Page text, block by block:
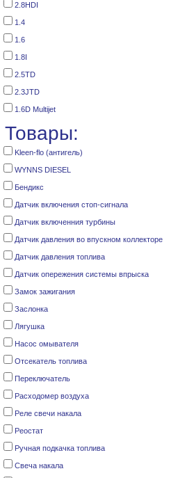
2.8HDI
1.4
1.6
1.8I
2.5TD
2.3JTD
1.6D Multijet
Товары:
Kleen-flo (антигель)
WYNNS DIESEL
Бендикс
Датчик включения стоп-сигнала
Датчик включенния турбины
Датчик давления во впускном коллекторе
Датчик давления топлива
Датчик опережения системы впрыска
Замок зажигания
Заслонка
Лягушка
Насос омывателя
Отсекатель топлива
Переключатель
Расходомер воздуха
Реле cвечи накала
Реостат
Ручная подкачка топлива
Свеча накала